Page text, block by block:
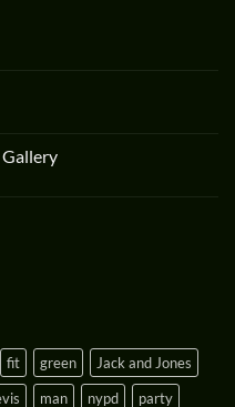
fit green
Jack and Jones
man nypd party